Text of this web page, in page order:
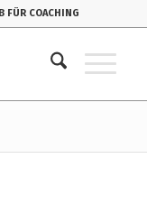
FÜR COACHING